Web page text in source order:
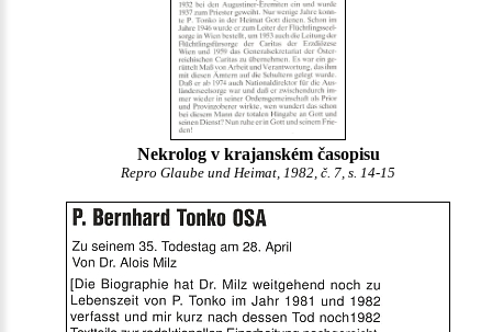
Nekrolog v krajanském časopisu
Repro Glaube und Heimat, 1982, č. 7, s. 14-15